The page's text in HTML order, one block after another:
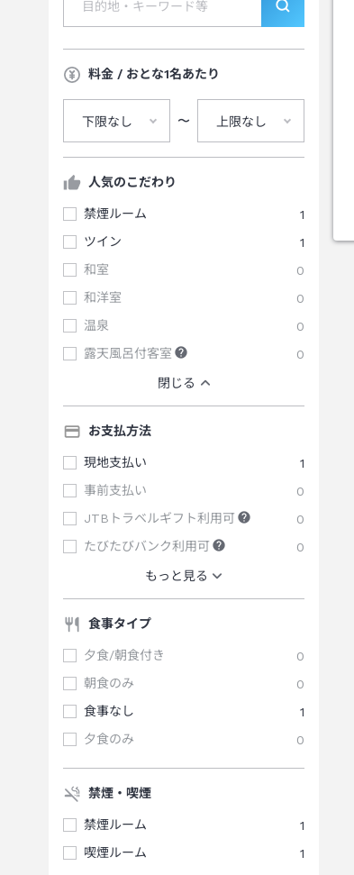
料金 / おとな1名あたり
下限なし 〜 上限なし
人気のこだわり
禁煙ルーム
1
ツイン
1
和室
0
和洋室
0
温泉
0
露天風呂付客室
0
閉じる
お支払方法
現地支払い
1
事前支払い
0
JTBトラベルギフト利用可
0
たびたびバンク利用可
0
もっと見る
食事タイプ
夕食/朝食付き
0
朝食のみ
0
食事なし
1
夕食のみ
0
禁煙・喫煙
禁煙ルーム
1
喫煙ルーム
1